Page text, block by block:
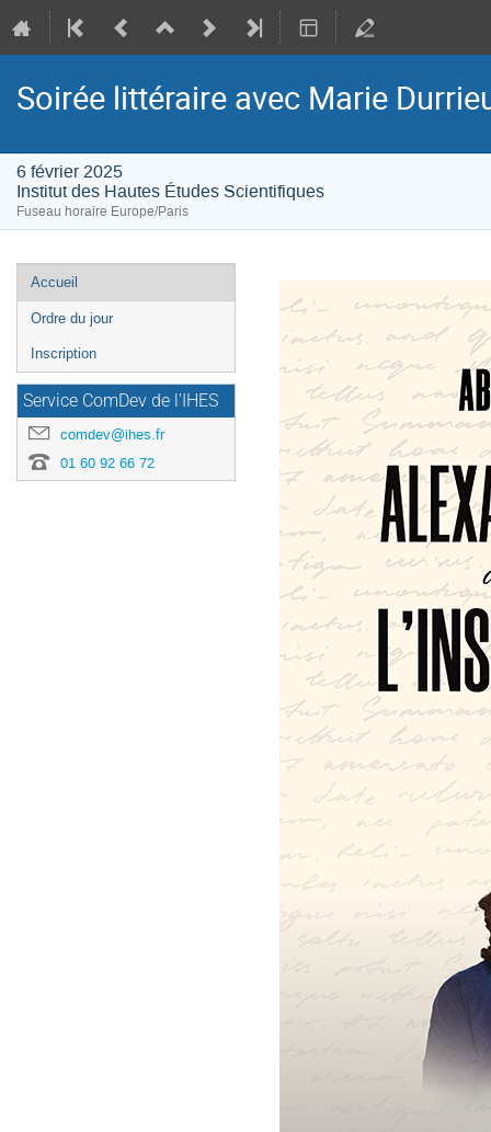
Soirée littéraire avec Marie
6 février 2025
Institut des Hautes Études Scientifiques
Fuseau horaire Europe/Paris
Menu
de
l'événement
Accueil
Ordre du jour
Inscription
Service ComDev de l'IHES
comdev@ihes.fr
01 60 92 66 72